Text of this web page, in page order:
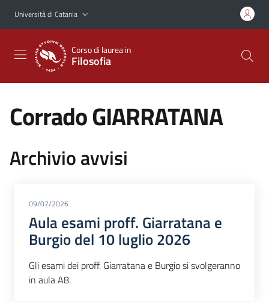
Vai al contenuto principale
Vai al menu di navigazione
Università di Catania
Corso di laurea in
Filosofia
Corrado GIARRATANA
Archivio avvisi
09/07/2026
Aula esami proff. Giarratana e
Burgio del 10 luglio 2026
Gli esami dei proff. Giarratana e Burgio si svolgeranno
in aula A8.